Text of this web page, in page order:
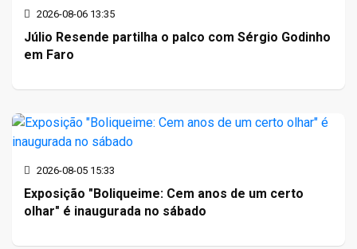
2026-08-06 13:35
Júlio Resende partilha o palco com Sérgio Godinho
em Faro
2026-08-05 15:33
Exposição "Boliqueime: Cem anos de um certo
olhar" é inaugurada no sábado